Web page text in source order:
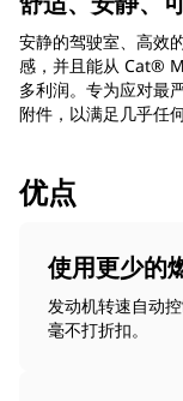
安静的驾驶室、高效
感，并且能从 Cat®
多利润。专为应对最
附件，以满足几乎任
优点
使用更少的
发动机转速自动
毫不打折扣。